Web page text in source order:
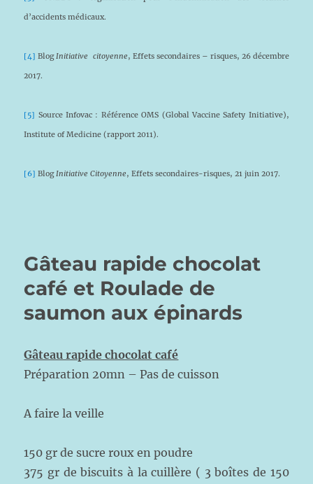
d’accidents médicaux.
[4] BlogInitiative citoyenne, Effets secondaires – risques, 26 décembre
2017.
[5] Source Infovac : Référence OMS (Global Vaccine Safety Initiative),
Institute of Medicine (rapport 2011).
[6] BlogInitiative Citoyenne, Effets secondaires-risques, 21 juin 2017.
Gâteau rapide chocolat
café et Roulade de
saumon aux épinards
Gâteau rapide chocolat café
Préparation 20mn – Pas de cuisson
A faire la veille
150 gr de sucre roux en poudre
375 gr de biscuits à la cuillère ( 3 boîtes de 150